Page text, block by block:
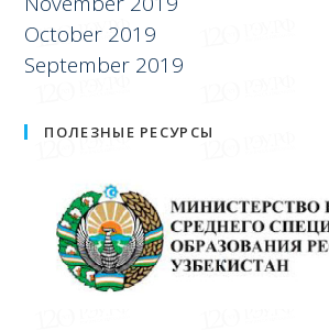
February 2020
November 2019
October 2019